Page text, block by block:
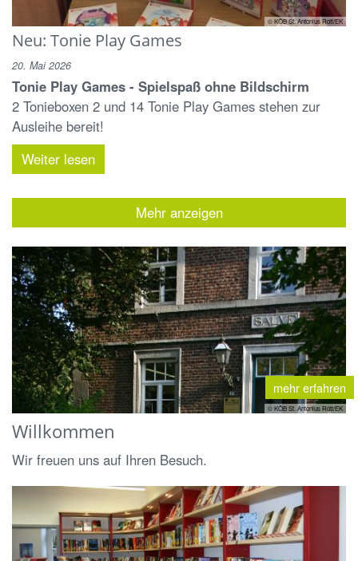
© KÖB St. Antonius Rott/EK
Neu: Tonie Play Games
20. Mai 2026
Tonie Play Games - Spielspaß ohne Bildschirm
2 Tonieboxen 2 und 14 Tonie Play Games stehen zur
Ausleihe bereit!
Weiter lesen
Mehr anzeigen
mehr erfahren
© KÖB St. Antonius Rott/EK
Willkommen
Wir freuen uns auf Ihren Besuch.